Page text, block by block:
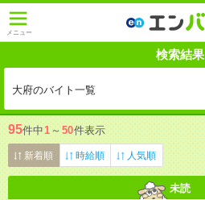
メニュー
検索結果
大府のバイト一覧
95件中1 ～ 50件表示
新着順 時給順 人気順
未読